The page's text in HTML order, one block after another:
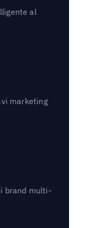
al
marketing
brand multi-